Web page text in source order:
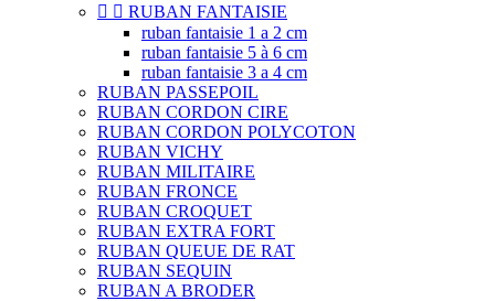
  RUBAN FANTAISIE
ruban fantaisie 1 a 2 cm
ruban fantaisie 5 à 6 cm
ruban fantaisie 3 a 4 cm
RUBAN PASSEPOIL
RUBAN CORDON CIRE
RUBAN CORDON POLYCOTON
RUBAN VICHY
RUBAN MILITAIRE
RUBAN FRONCE
RUBAN CROQUET
RUBAN EXTRA FORT
RUBAN QUEUE DE RAT
RUBAN SEQUIN
RUBAN A BRODER